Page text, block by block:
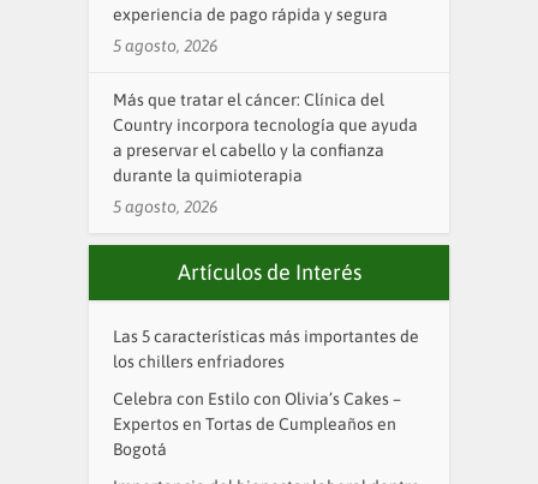
experiencia de pago rápida y segura
5 agosto, 2026
Más que tratar el cáncer: Clínica del
Country incorpora tecnología que ayuda
a preservar el cabello y la confianza
durante la quimioterapia
5 agosto, 2026
Artículos de Interés
Las 5 características más importantes de
los chillers enfriadores
Celebra con Estilo con Olivia’s Cakes –
Expertos en Tortas de Cumpleaños en
Bogotá